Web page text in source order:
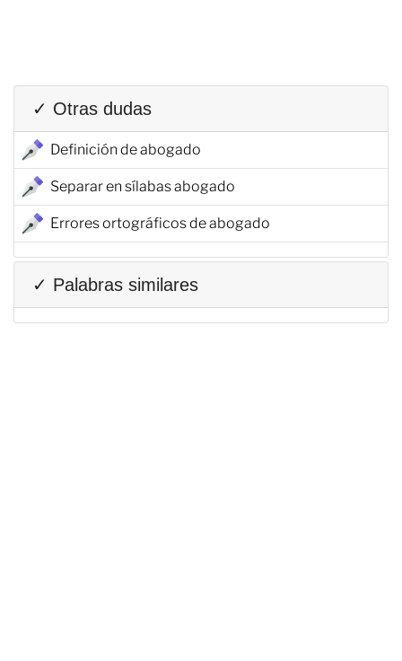
✓ Otras dudas
Definición de abogado
Separar en sílabas abogado
Errores ortográficos de abogado
✓ Palabras similares